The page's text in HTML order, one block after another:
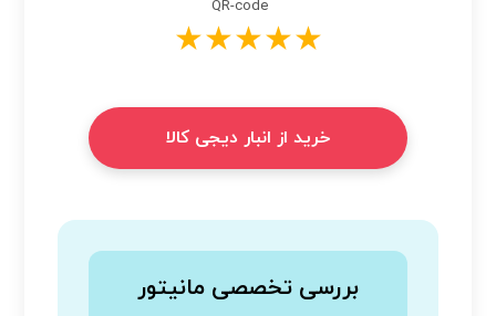
QR-code
★★★★★
خرید از انبار دیجی کالا
بررسی تخصصی مانیتور